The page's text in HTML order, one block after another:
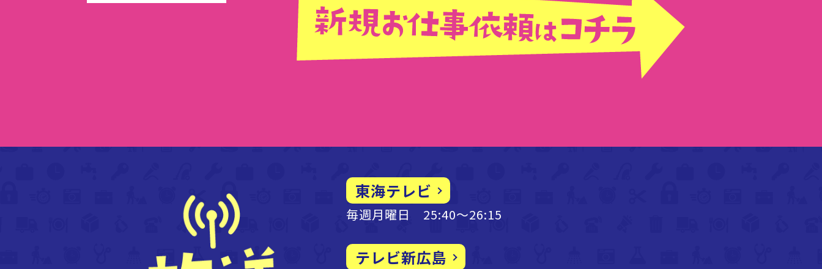
東海テレビ
毎週月曜日 25:40～26:15
テレビ新広島